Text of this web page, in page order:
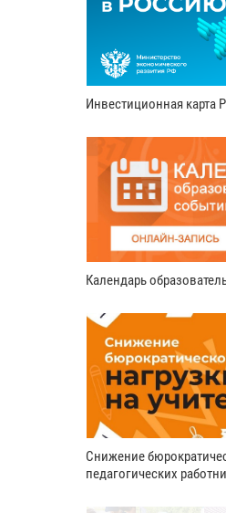
Инвестиционная карта
Календарь
Снижение
педагогических